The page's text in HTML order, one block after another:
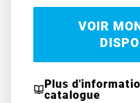
VOIR
Plus
catalogue